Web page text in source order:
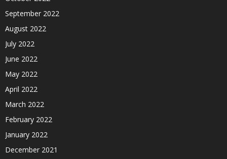
September 2022
August 2022
July 2022
June 2022
May 2022
April 2022
March 2022
February 2022
January 2022
December 2021